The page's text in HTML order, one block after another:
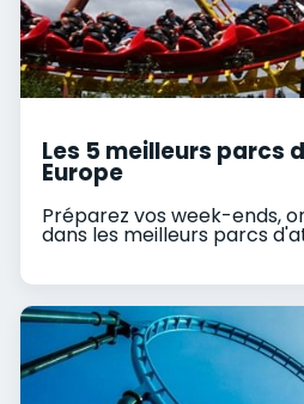
Les 5 meilleurs parcs
Europe
Préparez vos week-ends,
dans les meilleurs parcs